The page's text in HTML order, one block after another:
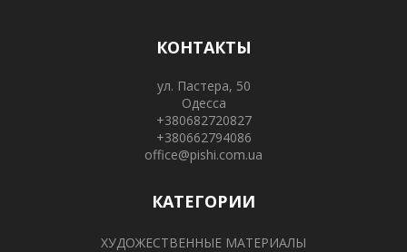
КОНТАКТЫ
ул. Пастера, 50
Одесса
+380682720827
+380662794086
office@pishi.com.ua
КАТЕГОРИИ
ХУДОЖЕСТВЕННЫЕ МАТЕРИАЛЫ